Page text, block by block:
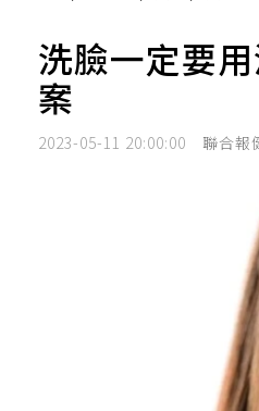
洗臉一定要
案
2023-05-11 20:00:00 聯合報